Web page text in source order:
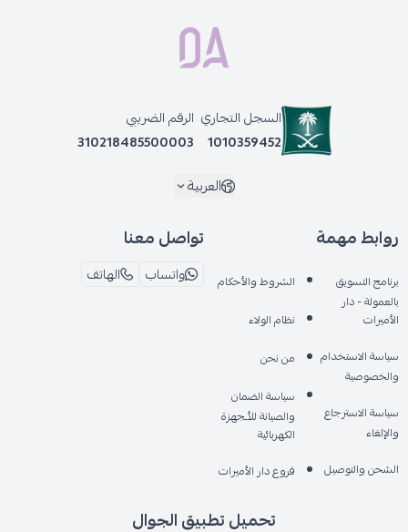
السجل التجاري
1010359452
الرقم الضريبي
310218485500003
العربية
روابط مهمة
برنامج التسويق
بالعمولة - دار
الأميرات
سياسة الاستخدام
والخصوصية
سياسة الاسترجاع
والإلغاء
الشحن والتوصيل
الشروط والأحكام
نظام الولاء
من نحن
سياسة الضمان
والصيانة للأـجهزة
الكهربائية
فروع دار الأميرات
تواصل معنا
واتساب الهاتف
تحميل تطبيق الجوال